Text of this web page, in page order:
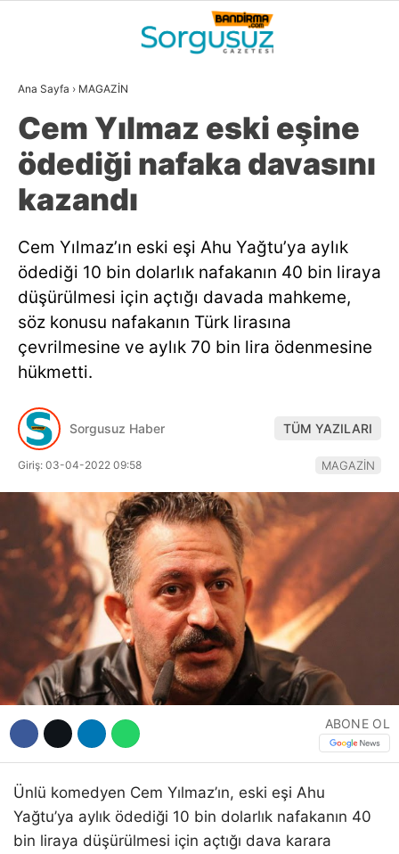
Facebook
Instagram
Youtube
28.8
BALIKESIR
GALERİ YAZARLAR
EKONOMİ
SPOR
MAGAZİN
Ana Sayfa › MAGAZİN
Cem Yılmaz eski eşine
ödediği nafaka davasını
kazandı
Cem Yılmaz’ın eski eşi Ahu Yağtu’ya aylık
ödediği 10 bin dolarlık nafakanın 40 bin liraya
düşürülmesi için açtığı davada mahkeme,
söz konusu nafakanın Türk lirasına
çevrilmesine ve aylık 70 bin lira ödenmesine
hükmetti.
Sorgusuz Haber TÜM YAZILARI
Giriş: 03-04-2022 09:58 MAGAZİN
ABONE OL
Ünlü komedyen Cem Yılmaz’ın, eski eşi Ahu
Yağtu’ya aylık ödediği 10 bin dolarlık nafakanın 40
bin liraya düşürülmesi için açtığı dava karara